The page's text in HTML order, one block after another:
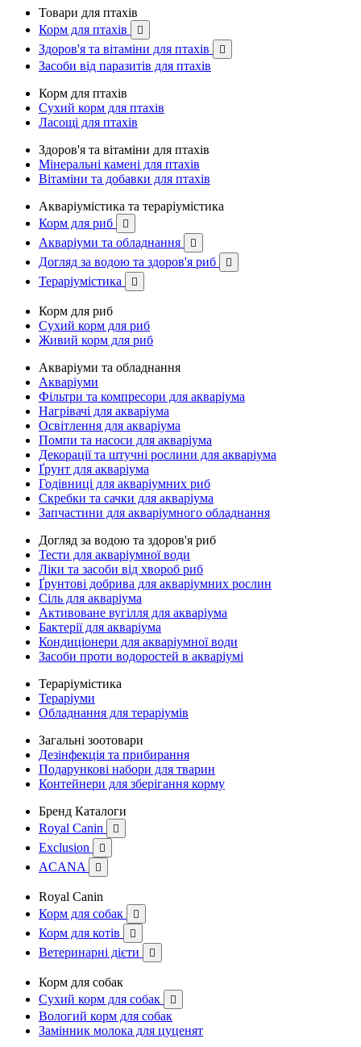
Товари для птахів
Корм для птахів

Здоров'я та вітаміни для птахів 
Засоби від паразитів для птахів
Корм для птахів
Сухий корм для птахів
Ласощі для птахів
Здоров'я та вітаміни для птахів
Мінеральні камені для птахів
Вітаміни та добавки для птахів
Акваріумістика та тераріумістика
Корм для риб

Акваріуми та обладнання 
Догляд за водою та здоров'я риб 
Тераріумістика 
Корм для риб
Сухий корм для риб
Живий корм для риб
Акваріуми та обладнання
Акваріуми
Фільтри та компресори для акваріума
Нагрівачі для акваріума
Освітлення для акваріума
Помпи та насоси для акваріума
Декорації та штучні рослини для акваріума
Ґрунт для акваріума
Годівниці для акваріумних риб
Скребки та сачки для акваріума
Запчастини для акваріумного обладнання
Догляд за водою та здоров'я риб
Тести для акваріумної води
Ліки та засоби від хвороб риб
Ґрунтові добрива для акваріумних рослин
Сіль для акваріума
Активоване вугілля для акваріума
Бактерії для акваріума
Кондиціонери для акваріумної води
Засоби проти водоростей в акваріумі
Тераріумістика
Тераріуми
Обладнання для тераріумів
Загальні зоотовари
Дезінфекція та прибирання
Подарункові набори для тварин
Контейнери для зберігання корму
Бренд Каталоги
Royal Canin

Exclusion 
ACANA 
Royal Canin
Корм для собак

Корм для котів 
Ветеринарні дієти 
Корм для собак
Сухий корм для собак

Вологий корм для собак
Замінник молока для цуценят